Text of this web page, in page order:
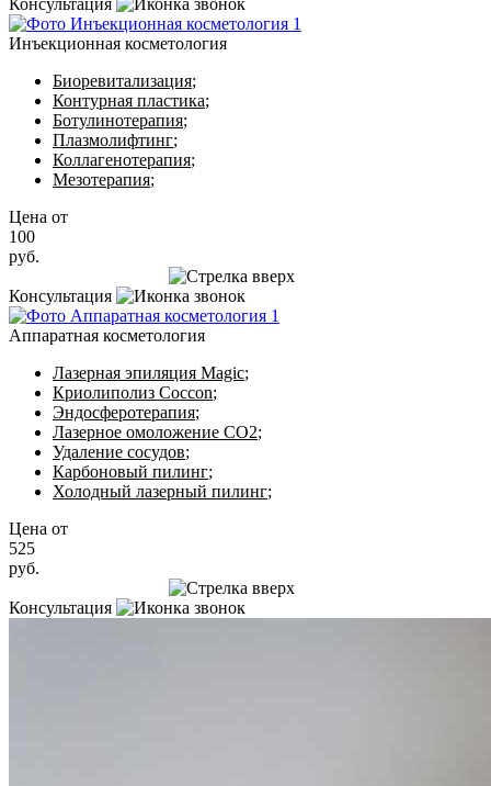
Инъекционная косметология
Биоревитализация;
Контурная пластика;
Ботулинотерапия;
Плазмолифтинг;
Коллагенотерапия;
Мезотерапия;
Цена от
100
руб.
Консультация
Аппаратная косметология
Лазерная эпиляция Magic;
Криолиполиз Coccon;
Эндосферотерапия;
Лазерное омоложение CO2;
Удаление сосудов;
Карбоновый пилинг;
Холодный лазерный пилинг;
Цена от
525
руб.
Консультация